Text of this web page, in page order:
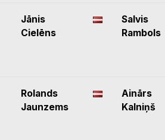
Jānis
Cielēns
Salvis
Rambols
Rolands
Jaunzems
Ainārs
Kalniņš